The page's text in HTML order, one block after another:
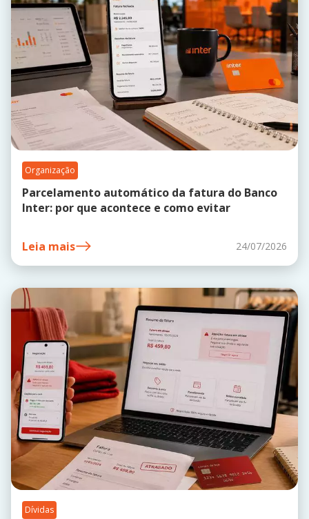
Organização
Parcelamento automático da fatura do Banco
Inter: por que acontece e como evitar
Leia mais 24/07/2026
Dívidas